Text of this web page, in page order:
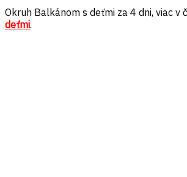
Okruh Balkánom s deťmi za 4 dni, viac v
deťmi.